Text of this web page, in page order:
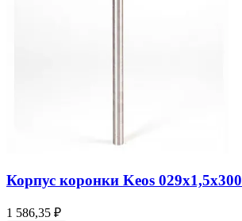
Корпус коронки Keos 029x1,5x300
1 586,35 ₽